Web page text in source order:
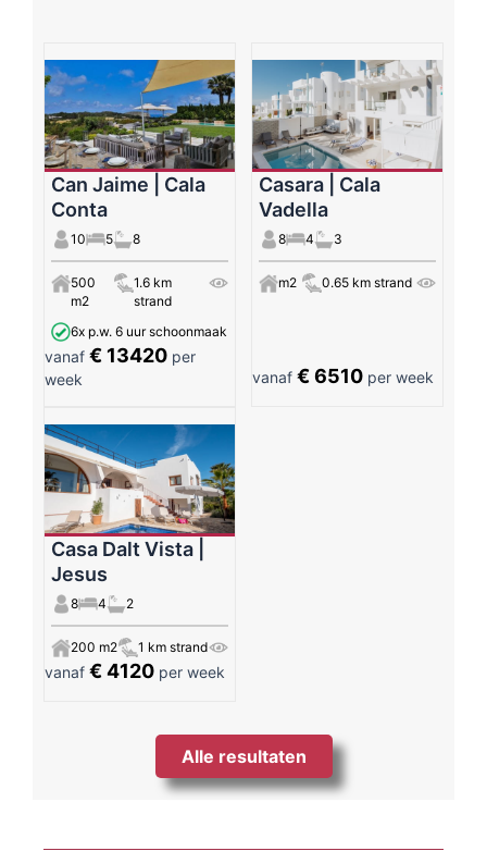
Can Jaime | Cala
Conta
10 5 8
500
m2
1.6 km
strand
6x p.w. 6 uur schoonmaak
vanaf € 13420 per
week
Casara | Cala
Vadella
8 4 3
m2 0.65 km strand
vanaf€ 6510 per week
Casa Dalt Vista |
Jesus
8 4 2
200 m2 1 km strand
vanaf € 4120 per week
Alle resultaten